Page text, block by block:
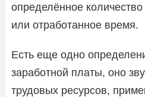
определённое
или отработанное время.
Есть еще одно
заработной платы, оно
трудовых ресурсов,